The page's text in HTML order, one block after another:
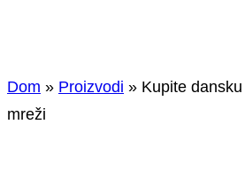
Dom » Proizvodi » Kupite
mreži